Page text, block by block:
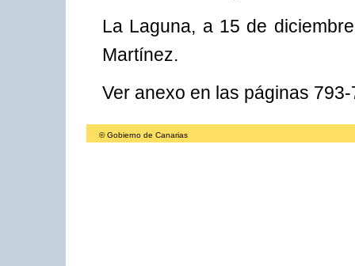
La Laguna, a 15 de
Martínez.
Ver anexo en las páginas
© Gobierno de Canarias